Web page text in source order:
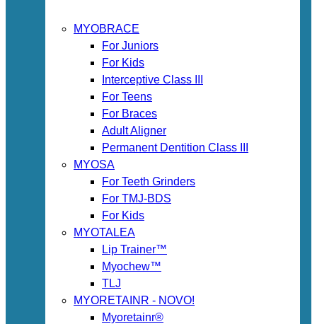
MYOBRACE
For Juniors
For Kids
Interceptive Class III
For Teens
For Braces
Adult Aligner
Permanent Dentition Class III
MYOSA
For Teeth Grinders
For TMJ-BDS
For Kids
MYOTALEA
Lip Trainer™
Myochew™
TLJ
MYORETAINR - NOVO!
Myoretainr®